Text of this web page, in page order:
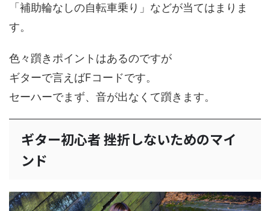
「補助輪なしの自転車乗り」などが当てはまりま
す。
色々躓きポイントはあるのですが
ギターで言えばFコードです。
セーハーでまず、音が出なくて躓きます。
ギター初心者 挫折しないためのマイ
ンド